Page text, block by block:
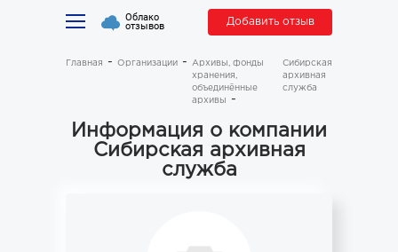
Облако
отзывов Добавить отзыв
Главная Организации
Архивы, фонды
хранения,
объединённые
архивы
Сибирская
архивная
служба
Информация о компании
Сибирская архивная
служба